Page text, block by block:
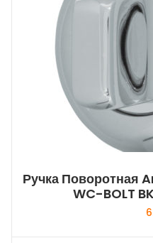
Ручка Поворотная
WC-BOLT